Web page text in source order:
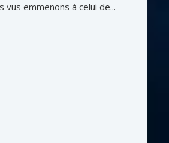
vus emmenons à celui de...